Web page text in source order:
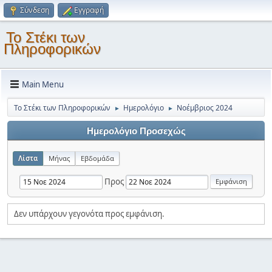
Σύνδεση Εγγραφή
Το Στέκι των
Πληροφορικών
Main Menu
Το Στέκι των Πληροφορικών ► Ημερολόγιο ► Νοέμβριος 2024
Ημερολόγιο Προσεχώς
Λίστα Μήνας Εβδομάδα
Προς
Δεν υπάρχουν γεγονότα προς εμφάνιση.